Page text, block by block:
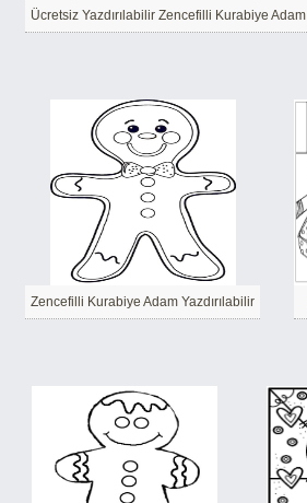
Ücretsiz Yazdırılabilir Zencefilli Kurabiye Adam
Zencefilli Kurabiye Adam Yazdırılabilir